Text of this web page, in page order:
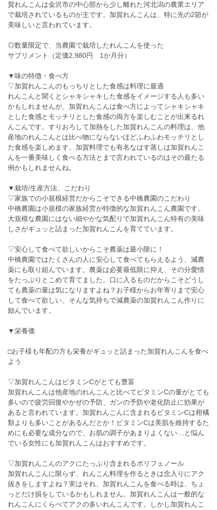
賀れんこんは金沢市の中心部から少し離れた河北潟の農業エリア
で栽培されているものが主です。加賀れんこんは、特に先の2節が
美味しいと言われています。
◎数量限定で、当農園で栽培したれんこんを使った
サプリメント（定価2,980円 1か月分）
▼味の特徴・食べ方
▽加賀れんこんのもっちりとした食感は料理に最適
れんこんと聞くとシャキシャキした食感をイメージする人も多い
かもしれませんが、加賀れんこんは食べ方によってシャキシャキ
とした食感とモッチリとした食感の両方を楽しむことが出来るれ
んこんです。すりおろして加熱をした加賀れんこんの料理は、他
産地のれんこんとは比べ物にならないほどふわふわモッチリとし
た食感を楽しめます。加賀料理でも有名なはす蒸しは加賀れんこ
んを一番美味しく食べる方法とまで言われているのはその最たる
例かもしれませんね。
▼栽培/生産方法、こだわり
▽家族での小規模経営だからこそできる中橋農園のこだわり
中橋農園は小規模の家族経営が特徴的な加賀れんこん農園です。
大規模な農園にはない細やかな気配りで加賀れんこん特有の美味
しさがギュッと詰まった加賀れんこんを育てています。
▽安心して食べて欲しいからこそ農薬は最小限に！
中橋農園ではたくさんの人に安心して食べてもらえるよう、減農
薬にも取り組んでいます。農薬は必要最低限に抑え、その分愛情
をたっぷりとこめて育てました。口に入るものだからこそどうし
ても農薬の量は気になりますよね？お子様からお年寄りまで安心
して食べて欲しい、そんな気持ちで減農薬の加賀れんこん作りに
励んでいます。
▼栄養価
□お子様も年配の方も栄養がギュッと詰まった加賀れんこんを食べ
よう
▽加賀れんこんはビタミンCがとても豊富
加賀れんこんは他産地のれんこんと比べてビタミンCの量がとても
多いので疲労回復やかぜの予防、ガンの予防や老化防止に効果が
あると言われています。加賀れんこんに含まれるビタミンCは柑橘
類よりも多いことがあるんだとか！ビタミンCは美肌を維持するた
めにも必要な成分なので、お肌の調子があまりよくない…と悩ん
でいる女性にも加賀れんこんはおすすめです。
▽加賀れんこんのアクにたっぷり含まれるポリフェノール
加賀れんこんに限らず、れんこん料理を作るときは念入りにアク
抜きをしますよね？実はそれ、加賀れんこんを食べる時は、ちょ
っとだけ損をしているかもしれません。加賀れんこんは一般的な
れんこんにくらべてアクの多いれんこんです。しかし加賀れんこ